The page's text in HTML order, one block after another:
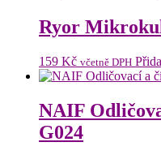
Ryor
159 Kč včetně DPH
NAIF
G024